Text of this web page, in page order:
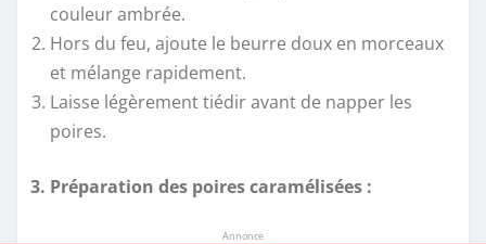
couleur ambrée.
Hors du feu, ajoute le beurre doux en morceaux
et mélange rapidement.
Laisse légèrement tiédir avant de napper les
poires.
3. Préparation des poires caramélisées :
Annonce